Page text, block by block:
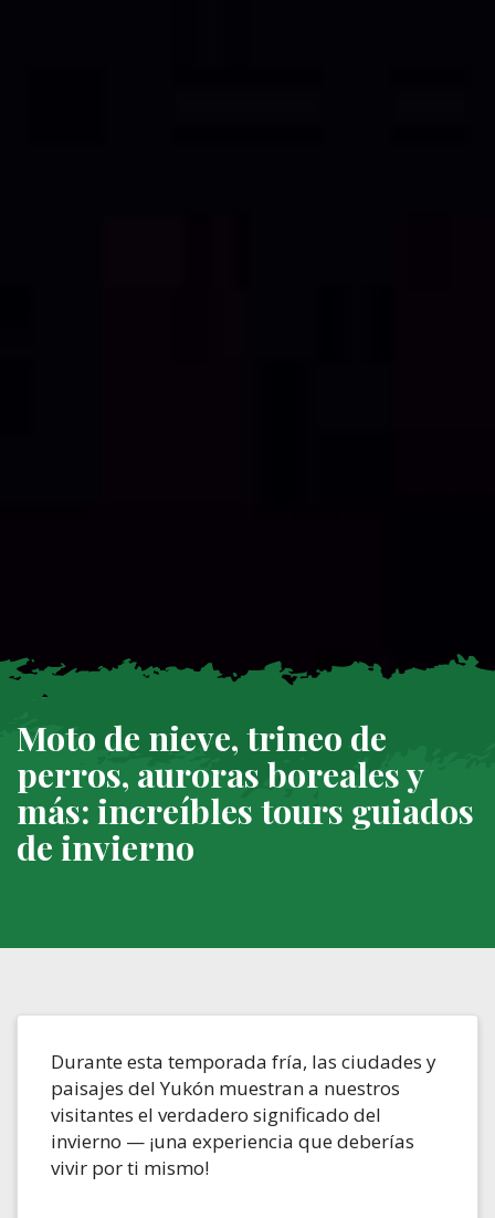
Moto de nieve, trineo de
perros, auroras boreales y
más: increíbles tours guiados
de invierno
Durante esta temporada fría, las ciudades y
paisajes del Yukón muestran a nuestros
visitantes el verdadero significado del
invierno — ¡una experiencia que deberías
vivir por ti mismo!